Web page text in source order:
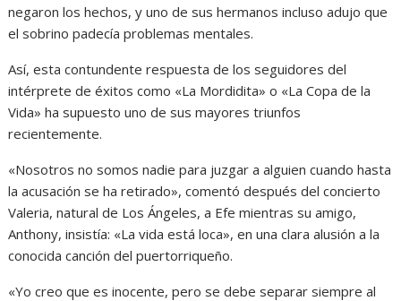
negaron los hechos, y uno de sus hermanos incluso adujo que
el sobrino padecía problemas mentales.
Así, esta contundente respuesta de los seguidores del
intérprete de éxitos como «La Mordidita» o «La Copa de la
Vida» ha supuesto uno de sus mayores triunfos
recientemente.
«Nosotros no somos nadie para juzgar a alguien cuando hasta
la acusación se ha retirado», comentó después del concierto
Valeria, natural de Los Ángeles, a Efe mientras su amigo,
Anthony, insistía: «La vida está loca», en una clara alusión a la
conocida canción del puertorriqueño.
«Yo creo que es inocente, pero se debe separar siempre al